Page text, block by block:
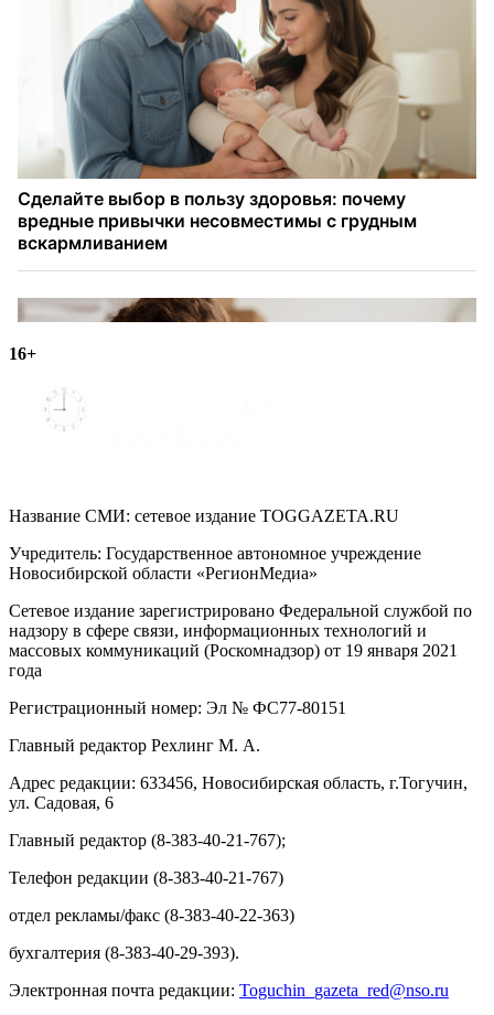
16+
Название СМИ: cетевое издание TOGGAZETA.RU
Учредитель: Государственное автономное учреждение
Новосибирской области «РегионМедиа»
Сетевое издание зарегистрировано Федеральной службой по
надзору в сфере связи, информационных технологий и
массовых коммуникаций (Роскомнадзор) от 19 января 2021
года
Регистрационный номер: Эл № ФС77-80151
Главный редактор Рехлинг М. А.
Адрес редакции: 633456, Новосибирская область, г.Тогучин,
ул. Садовая, 6
Главный редактор (8-383-40-21-767);
Телефон редакции (8-383-40-21-767)
отдел рекламы/факс (8-383-40-22-363)
бухгалтерия (8-383-40-29-393).
Электронная почта редакции: Toguchin gazeta red@nso.ru